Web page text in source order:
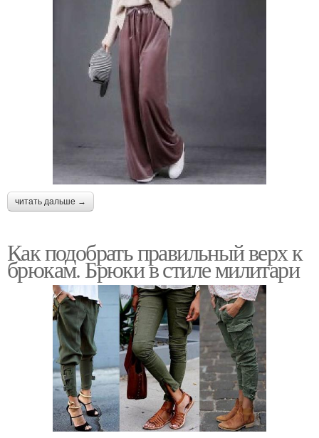
читать дальше →
Как подобрать правильный верх к
брюкам. Брюки в стиле милитари